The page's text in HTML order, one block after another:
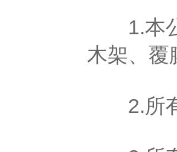
1.本公
木架、覆
2.所有